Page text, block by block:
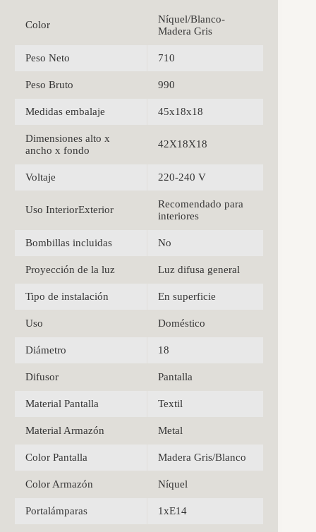
Color
Níquel/Blanco-
Madera Gris
Peso Neto 710
Peso Bruto 990
Medidas embalaje 45x18x18
Dimensiones alto x
ancho x fondo
42X18X18
Voltaje 220-240 V
Uso InteriorExterior
Recomendado para
interiores
Bombillas incluidas No
Proyección de la luz Luz difusa general
Tipo de instalación En superficie
Uso Doméstico
Diámetro 18
Difusor Pantalla
Material Pantalla Textil
Material Armazón Metal
Color Pantalla Madera Gris/Blanco
Color Armazón Níquel
Portalámparas 1xE14